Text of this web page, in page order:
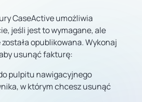
CaseActive umożliwia
jeśli jest to wymagane, ale
opublikowana. Wykonaj
usunąć fakturę:
pulpitu nawigacyjnego
w którym chcesz usunąć